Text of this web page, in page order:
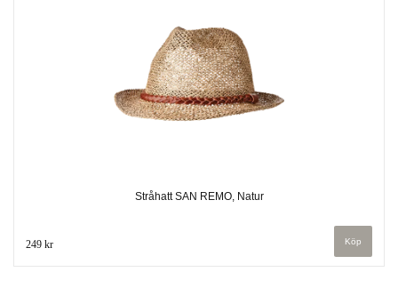
Stråhatt SAN REMO, Natur
249 kr